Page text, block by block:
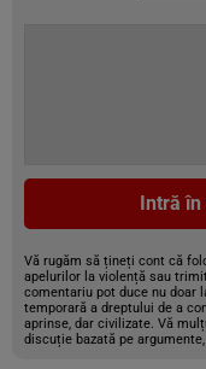
Intră
Vă rugăm să țineți cont că
apelurilor la violență sau
comentariu pot duce nu doar
temporară a dreptului de a
aprinse, dar civilizate. Vă
discuție bazată pe